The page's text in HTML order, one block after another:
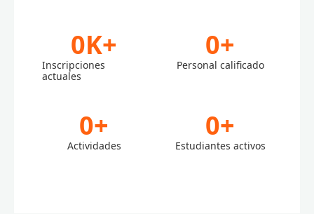
Inscripciones
actuales
0K+
Personal calificado
0+
Actividades
0+
Estudiantes activos
0+